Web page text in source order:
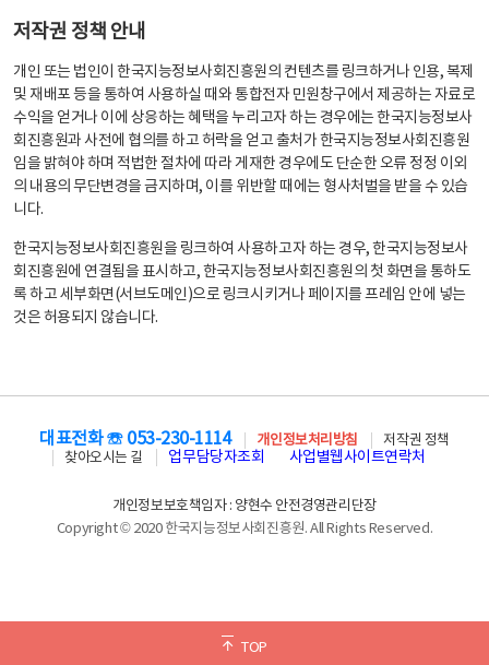
저작권 정책 안내
개인 또는 법인이 한국지능정보사회진흥원의 컨텐츠를 링크하거나 인용, 복제
및 재배포 등을 통하여 사용하실 때와 통합전자 민원창구에서 제공하는 자료로
수익을 얻거나 이에 상응하는 혜택을 누리고자 하는 경우에는 한국지능정보사
회진흥원과 사전에 협의를 하고 허락을 얻고 출처가 한국지능정보사회진흥원
임을 밝혀야 하며 적법한 절차에 따라 게재한 경우에도 단순한 오류 정정 이외
의 내용의 무단변경을 금지하며, 이를 위반할 때에는 형사처벌을 받을 수 있습
니다.
한국지능정보사회진흥원을 링크하여 사용하고자 하는 경우, 한국지능정보사
회진흥원에 연결됨을 표시하고, 한국지능정보사회진흥원의 첫 화면을 통하도
록 하고 세부화면(서브도메인)으로 링크시키거나 페이지를 프레임 안에 넣는
것은 허용되지 않습니다.
TOP
대표전화 ☏ 053-230-1114 개인정보처리방침
저작권 정책
찾아오시는 길
업무담당자조회 사업별웹사이트연락처
개인정보보호책임자 : 양현수 안전경영관리단장
Copyright © 2020 한국지능정보사회진흥원. All Rights Reserved.